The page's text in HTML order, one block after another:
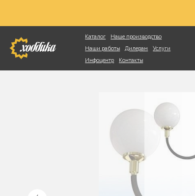
Каталог
Наше производство
Наши работы
Дилерам
Услуги
Инфоцентр
Контакты
Фотопоиск